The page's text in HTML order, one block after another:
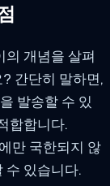
의 개념을 살펴
간단히 말하면,
발송할 수 있
합합니다.
만 국한되지 않
수 있습니다.